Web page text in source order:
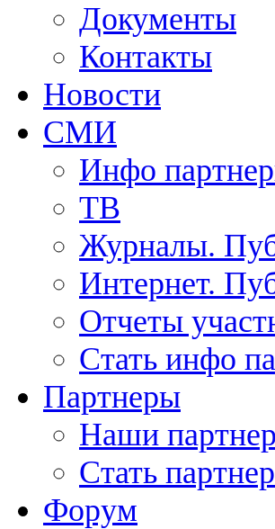
Документы
Контакты
Новости
СМИ
Инфо
ТВ
Журналы.
Интернет.
Отчеты
Стать инфо
Партнеры
Наши
Стать
Форум